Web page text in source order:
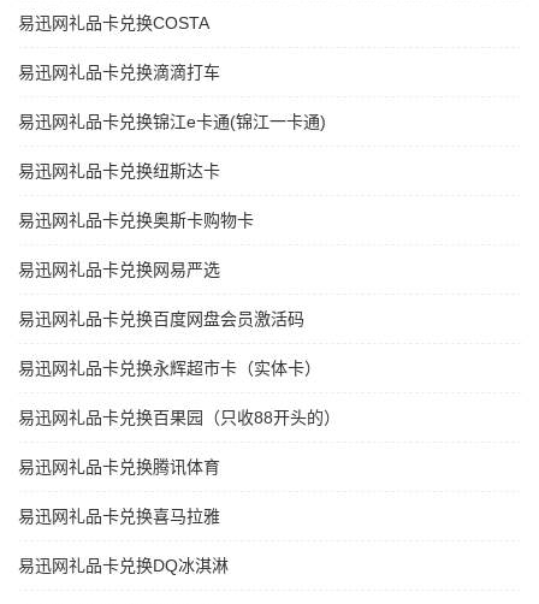
易迅网礼品卡兑换COSTA
易迅网礼品卡兑换滴滴打车
易迅网礼品卡兑换锦江e卡通(锦江一卡通)
易迅网礼品卡兑换纽斯达卡
易迅网礼品卡兑换奥斯卡购物卡
易迅网礼品卡兑换网易严选
易迅网礼品卡兑换百度网盘会员激活码
易迅网礼品卡兑换永辉超市卡（实体卡）
易迅网礼品卡兑换百果园（只收88开头的）
易迅网礼品卡兑换腾讯体育
易迅网礼品卡兑换喜马拉雅
易迅网礼品卡兑换DQ冰淇淋